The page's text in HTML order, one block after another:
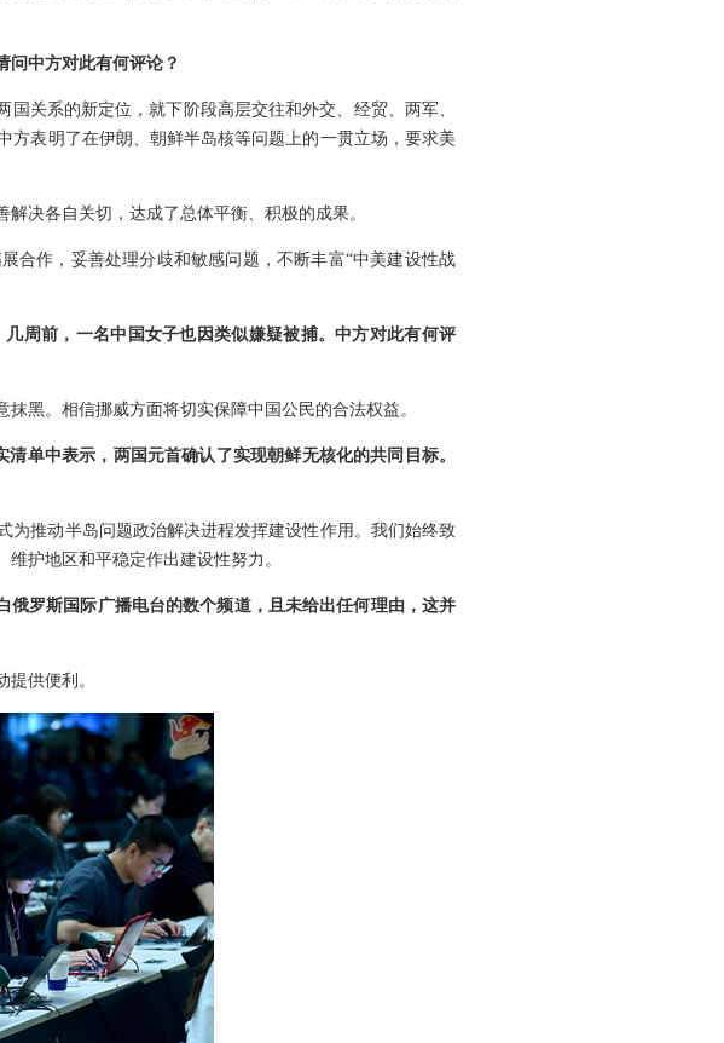
问中方对此有何评论？
关系的新定位，就下阶段高层交往和外交、经贸、两军、
表明了在伊朗、朝鲜半岛核等问题上的一贯立场，要求美
决各自关切，达成了总体平衡、积极的成果。
合作，妥善处理分歧和敏感问题，不断丰富“中美建设性战
周前，一名中国女子也因类似嫌疑被捕。中方对此有何评
黑。相信挪威方面将切实保障中国公民的合法权益。
单中表示，两国元首确认了实现朝鲜无核化的共同目标。
为推动半岛问题政治解决进程发挥建设性作用。我们始终致
护地区和平稳定作出建设性努力。
俄罗斯国际广播电台的数个频道，且未给出任何理由，这并
供便利。